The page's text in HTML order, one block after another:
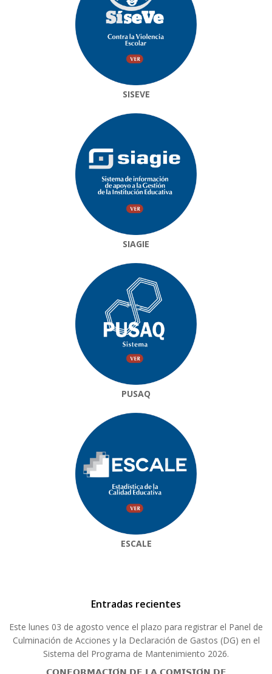
SISEVE
SIAGIE
PUSAQ
ESCALE
Entradas recientes
Este lunes 03 de agosto vence el plazo para registrar el Panel de
Culminación de Acciones y la Declaración de Gastos (DG) en el
Sistema del Programa de Mantenimiento 2026.
𝗖𝗢𝗡𝗙𝗢𝗥𝗠𝗔𝗖𝗜𝗢́𝗡 𝗗𝗘 𝗟𝗔 𝗖𝗢𝗠𝗜𝗦𝗜𝗢́𝗡 𝗗𝗘